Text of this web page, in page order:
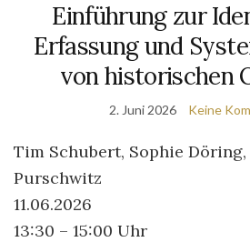
Einführung zur
Erfassung und
von historischen
2. Juni 2026 Keine
Tim Schubert, Sophie
Purschwitz
11.06.2026
13:30 – 15:00 Uhr